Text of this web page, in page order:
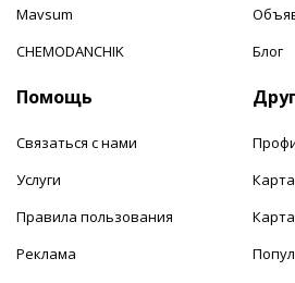
Mavsum
CHEMODANCHIK
Блог
Помощь
Связаться с нами
Услуги
Правила пользования
Реклама